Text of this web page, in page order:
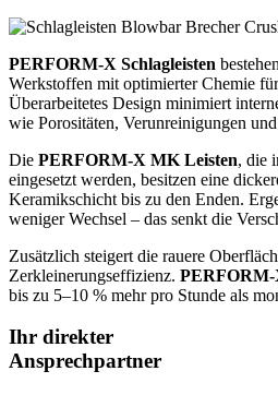
PERFORM-X Schlagleisten
Werkstoffen mit optimierter Chemie
Überarbeitetes Design minimiert
wie Porositäten, Verunreinigungen
Die PERFORM-X MK Leisten, die
eingesetzt werden, besitzen eine
Keramikschicht bis zu den Enden.
weniger Wechsel – das senkt die
Zusätzlich steigert die rauere
Zerkleinerungseffizienz.
bis zu 5–10 % mehr pro Stunde als
Ihr direkter
Ansprechpartner